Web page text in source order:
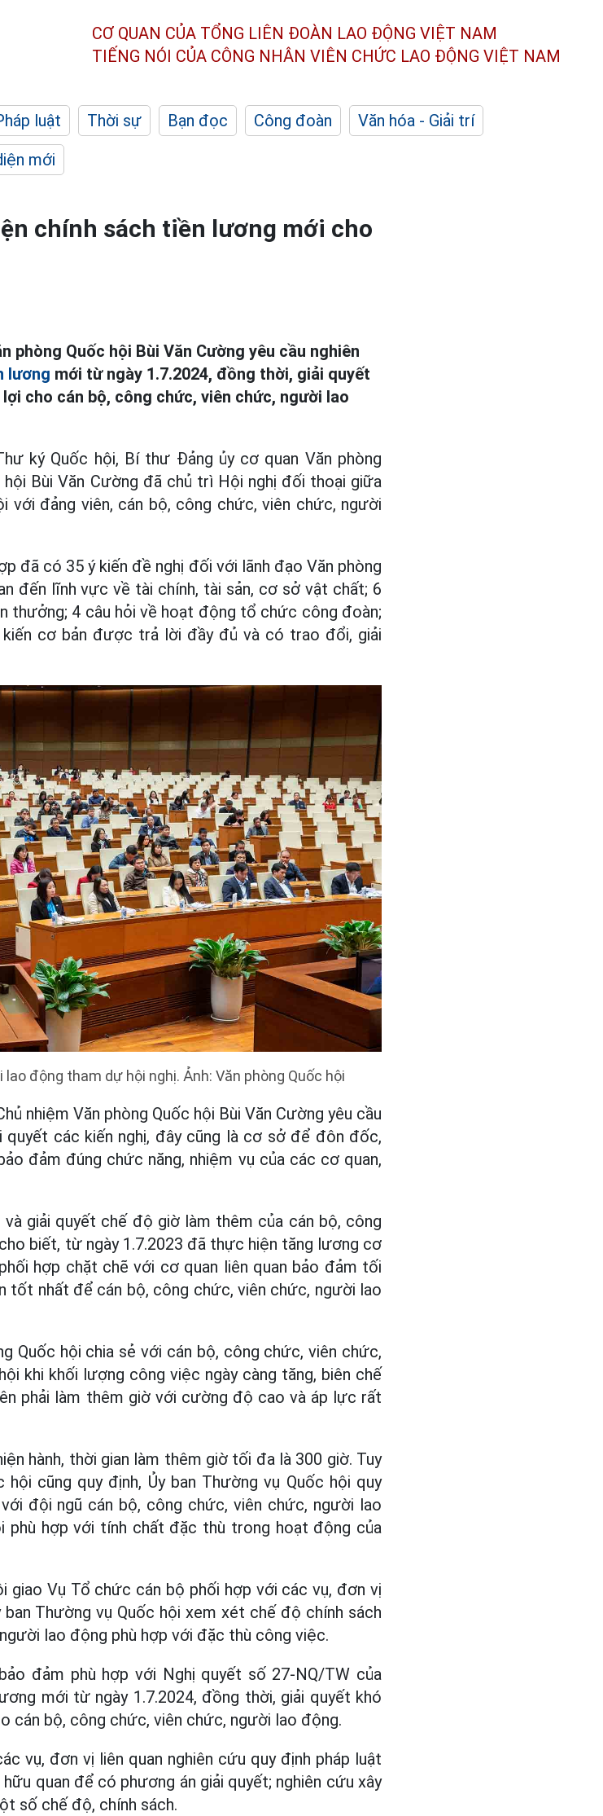
CƠ QUAN CỦA TỔNG LIÊN ĐOÀN LAO ĐỘNG VIỆT NAM
TIẾNG NÓI CỦA CÔNG NHÂN VIÊN CHỨC LAO ĐỘNG VIỆT NAM
luật Thời sự Bạn đọc Công đoàn
Văn hóa - Giải trí
mới
chính sách tiền lương mới cho
phòng Quốc hội Bùi Văn Cường yêu cầu nghiên
lương mới từ ngày 1.7.2024, đồng thời, giải quyết
cho cán bộ, công chức, viên chức, người lao
ký Quốc hội, Bí thư Đảng ủy cơ quan Văn phòng
hội Bùi Văn Cường đã chủ trì Hội nghị đối thoại giữa
với đảng viên, cán bộ, công chức, viên chức, người
đã có 35 ý kiến đề nghị đối với lãnh đạo Văn phòng
đến lĩnh vực về tài chính, tài sản, cơ sở vật chất; 6
thưởng; 4 câu hỏi về hoạt động tổ chức công đoàn;
kiến cơ bản được trả lời đầy đủ và có trao đổi, giải
động tham dự hội nghị. Ảnh: Văn phòng Quốc hội
nhiệm Văn phòng Quốc hội Bùi Văn Cường yêu cầu
các kiến nghị, đây cũng là cơ sở để đôn đốc,
đảm đúng chức năng, nhiệm vụ của các cơ quan,
giải quyết chế độ giờ làm thêm của cán bộ, công
biết, từ ngày 1.7.2023 đã thực hiện tăng lương cơ
hợp chặt chẽ với cơ quan liên quan bảo đảm tối
tốt nhất để cán bộ, công chức, viên chức, người lao
Quốc hội chia sẻ với cán bộ, công chức, viên chức,
khi khối lượng công việc ngày càng tăng, biên chế
phải làm thêm giờ với cường độ cao và áp lực rất
hành, thời gian làm thêm giờ tối đa là 300 giờ. Tuy
cũng quy định, Ủy ban Thường vụ Quốc hội quy
đội ngũ cán bộ, công chức, viên chức, người lao
phù hợp với tính chất đặc thù trong hoạt động của
giao Vụ Tổ chức cán bộ phối hợp với các vụ, đơn vị
Thường vụ Quốc hội xem xét chế độ chính sách
lao động phù hợp với đặc thù công việc.
đảm phù hợp với Nghị quyết số 27-NQ/TW của
mới từ ngày 1.7.2024, đồng thời, giải quyết khó
cán bộ, công chức, viên chức, người lao động.
vụ, đơn vị liên quan nghiên cứu quy định pháp luật
quan để có phương án giải quyết; nghiên cứu xây
số chế độ, chính sách.